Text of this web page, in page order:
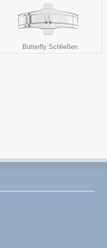
Butterfly Schließen